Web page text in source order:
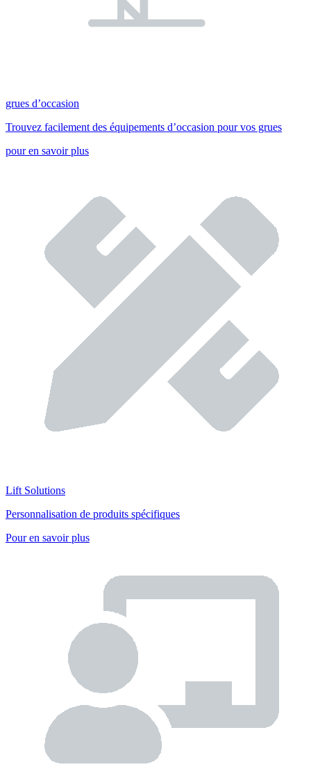
grues d’occasion
Trouvez facilement des équipements d’occasion pour vos grues
pour en savoir plus
Lift Solutions
Personnalisation de produits spécifiques
Pour en savoir plus